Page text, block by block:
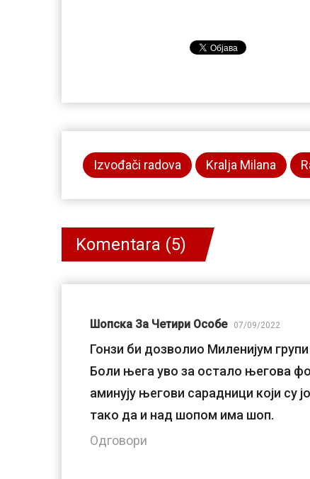
Izvođači radova Kralja Milana
Komentara (5)
Шопска За Четири Особе 07/09/2022
Гонзи би дозволио Миленијум
Боли њега уво за остало његова
аминују његови сарадници који
тако да и над шопом има шоп.
Одговори